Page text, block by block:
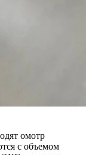
омотр
с объемом